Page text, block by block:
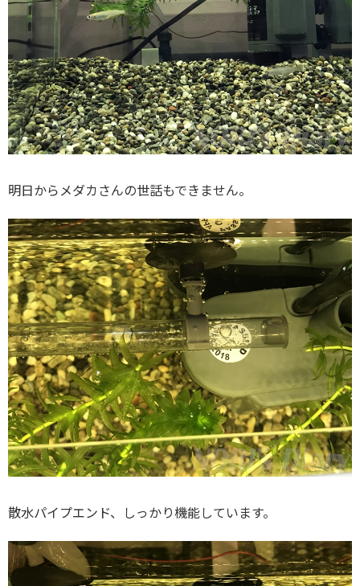
明日からメダカさんの世話もできません。
散水パイプエンド、しっかり機能しています。